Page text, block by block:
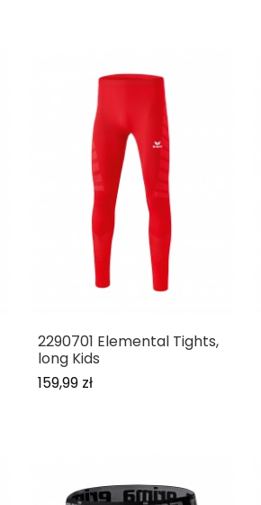
2290701 Elemental Tights,
long Kids
159,99 zł